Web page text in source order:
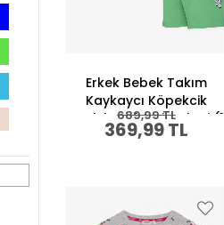
Erkek Bebek Takım
Kaykaycı Köpekcik
Baskılı Açık Gri Melanj (1
Yaş)
369,99 TL
689,99 TL